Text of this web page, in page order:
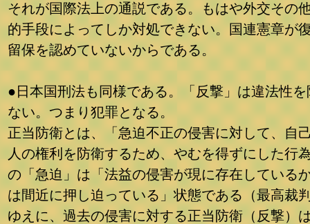
それが国際法上の通説である。もはや外交その
的手段によってしか対処できない。国連憲章が
留保を認めていないからである。
●日本国刑法も同様である。「反撃」は違法性を
ない。つまり犯罪となる。
正当防衛とは、「急迫不正の侵害に対して、自
人の権利を防衛するため、やむを得ずにした行
の「急迫」は「法益の侵害が現に存在している
は間近に押し迫っている」状態である（最高裁
ゆえに、過去の侵害に対する正当防衛（反撃）